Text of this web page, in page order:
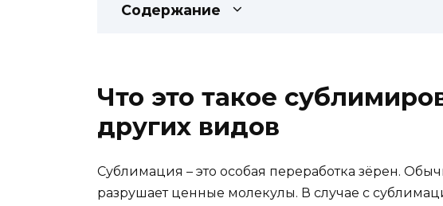
Содержание
Что это такое
других видов
Сублимация – это особая переработка зёрен.
разрушает ценные молекулы. В случае с